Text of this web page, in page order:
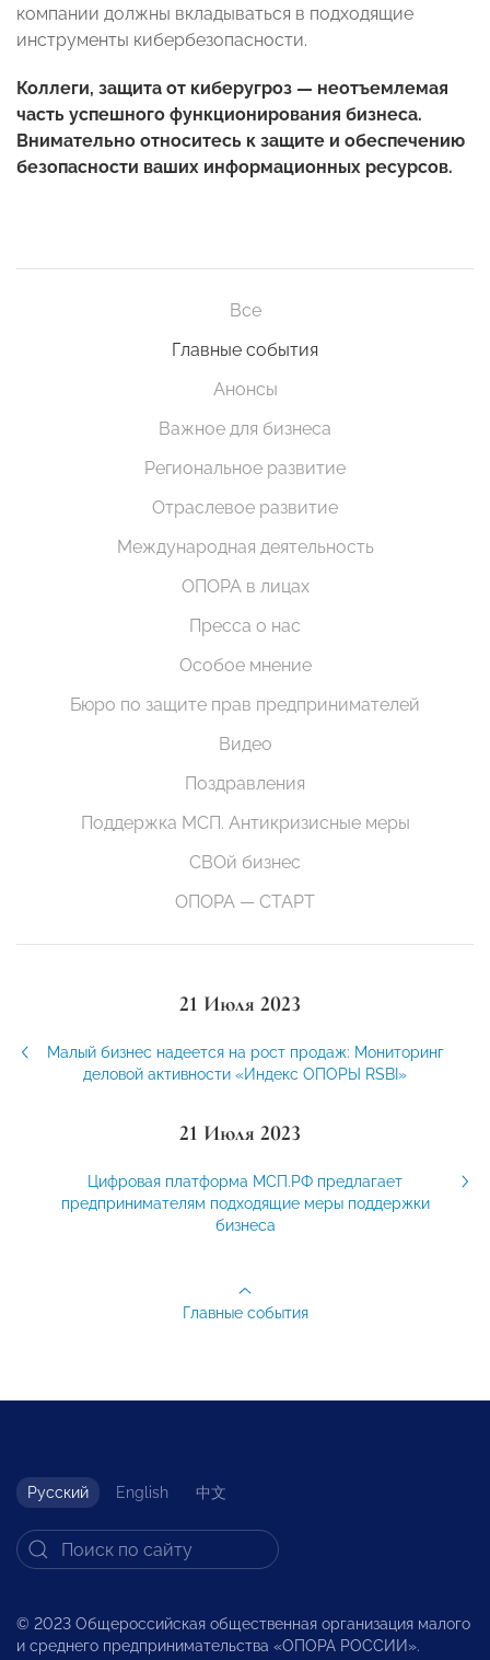
компании должны вкладываться в подходящие
инструменты кибербезопасности.
Коллеги, защита от киберугроз — неотъемлемая
часть успешного функционирования бизнеса.
Внимательно относитесь к защите и обеспечению
безопасности ваших информационных ресурсов.
Все
Главные события
Анонсы
Важное для бизнеса
Региональное развитие
Отраслевое развитие
Международная деятельность
ОПОРА в лицах
Пресса о нас
Особое мнение
Бюро по защите прав предпринимателей
Видео
Поздравления
Поддержка МСП. Антикризисные меры
СВОй бизнес
ОПОРА — СТАРТ
21 Июля 2023
Малый бизнес надеется на рост продаж: Мониторинг
деловой активности «Индекс ОПОРЫ RSBI»
21 Июля 2023
Цифровая платформа МСП.РФ предлагает
предпринимателям подходящие меры поддержки
бизнеса
Главные события
Русский English 中文
© 2023 Общероссийская общественная организация малого
и среднего предпринимательства «ОПОРА РОССИИ».